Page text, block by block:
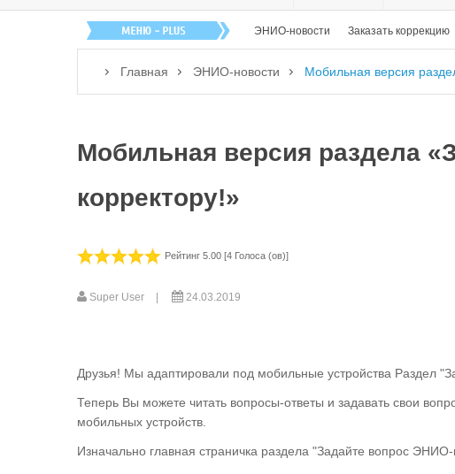
ЭНИО-новости Заказать коррекцию
Главная ЭНИО-новости Мобильная версия
Мобильная версия раздела
корректору!»
Рейтинг 5.00 [4 Голоса (ов)]
Super User 24.03.2019
Друзья! Мы адаптировали под мобильные устройства Раздел
Теперь Вы можете читать вопросы-ответы и задавать свои
мобильных устройств.
Изначально главная страничка раздела "Задайте вопрос